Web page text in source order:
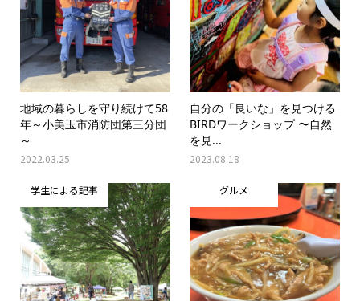
地域の暮らしを守り続けて58
年～小美玉市消防団第三分団
～
2022.03.25
自分の「良いな」を見つける
BIRDワークショップ 〜自然
を見...
2023.08.18
学生による記事 グルメ